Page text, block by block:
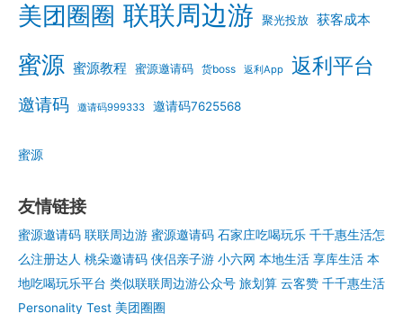
美团圈圈 联联周边游 聚光投放 获客成本
蜜源 蜜源教程 蜜源邀请码 货boss 返利App 返利平台
邀请码 邀请码999333 邀请码7625568
蜜源
友情链接
蜜源邀请码 联联周边游 蜜源邀请码 石家庄吃喝玩乐 千千惠生活怎
么注册达人 桃朵邀请码 侠侣亲子游 小六网 本地生活 享库生活 本
地吃喝玩乐平台 类似联联周边游公众号 旅划算 云客赞 千千惠生活
Personality Test 美团圈圈